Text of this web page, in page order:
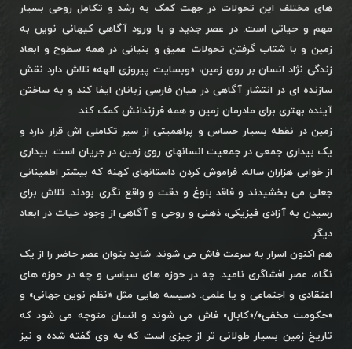
های مختلف این تحولات در جهت کمک به رشد و تکامل روحی بسیار
مهم و حیاتی است. در عصر جدید و با ورود آگاهی کیهانی نوین به
زمین و با شتاب گرفتن تحولات عمیق و بنیانی در همه سطوح و ابعاد
زندگی نژاد انسان بر روی زمین، «وبسایت پیروزی الهه» تلاش دارد نقش
سازنده ای در انتشار آگاهی در میان فارسی زبانان ایفا کند و به ساختن
آینده بهتری برای مادرمان زمین و همه فرزندانش کمک کند.
زمین در نقطه بسیار حساس و پراهمیتی از سیر تکاملی اش قرار دارد و
یک بیداری جمعی در جمعیت انسانهای روی زمین در جریان است. بیداری
از خوابی هزاران ساله، فراموش کردن داستانهای کهنه که بیشتر اطمینانی
جعلی می بخشیدند و فاقد بلوغ و دقت و واقع نگری بودند. تلاش برای
رسیدن به آزادی فیزیکی، ذهنی و روحی و آگاهی از وجود حیات در ابعاد
دیگر.
هم اکنون اسرار به سرعت فاش می شوند. شاید بتوان عصر حاضر را از یک
نگاه، عصر افشاگری نامید. چه در حوزه های سیاسی و چه در حوزه های
اعتقادی و اجتماعی و یا علمی. دسیسه هایی مثل «نظم نوین جهانی» و
«حکومت مخفی»/«کابال» فاش می شوند و انسان متوجه می شود که
تاریخ زمین بسیار طولانی تر از چیزی است که به وی گفته شده و نیز